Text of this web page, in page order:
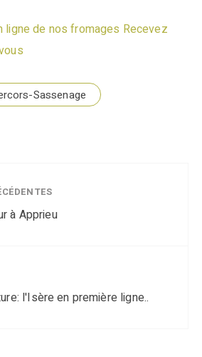
ligne de nos fromages Recevez
Sassenage
à Apprieu
l'Isère en première ligne..